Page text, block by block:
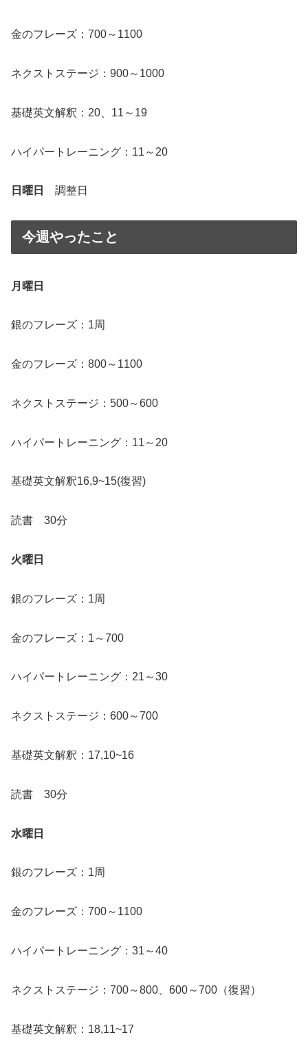
金のフレーズ：700～1100
ネクストステージ：900～1000
基礎英文解釈：20、11～19
ハイパートレーニング：11～20
日曜日 調整日
今週やったこと
月曜日
銀のフレーズ：1周
金のフレーズ：800～1100
ネクストステージ：500～600
ハイパートレーニング：11～20
基礎英文解釈16,9~15(復習)
読書 30分
火曜日
銀のフレーズ：1周
金のフレーズ：1～700
ハイパートレーニング：21～30
ネクストステージ：600～700
基礎英文解釈：17,10~16
読書 30分
水曜日
銀のフレーズ：1周
金のフレーズ：700～1100
ハイパートレーニング：31～40
ネクストステージ：700～800、600～700（復習）
基礎英文解釈：18,11~17